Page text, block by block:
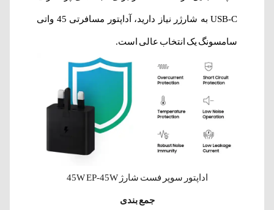
USB-C به شارژر نیاز دارید، آداپتور مسافرتی 45 واتی
سامسونگ یک انتخاب عالی است.
اداپتور سوپر فست شارژ 45W EP-45W
جمع بندی